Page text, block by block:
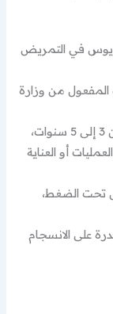
في التمريض
المفعول من وزارة
توفر خبرة سابقة تتراوح بين 3 إلى 5 سنوات،
أو العناية
تحت الضغط،
على الانسجام